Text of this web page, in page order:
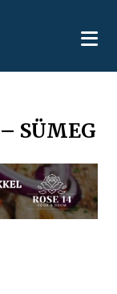
SÜMEG